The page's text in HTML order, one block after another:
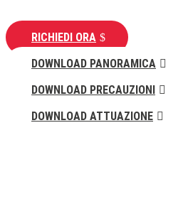
RICHIEDI ORA
DOWNLOAD PANORAMICA
DOWNLOAD PRECAUZIONI
DOWNLOAD ATTUAZIONE